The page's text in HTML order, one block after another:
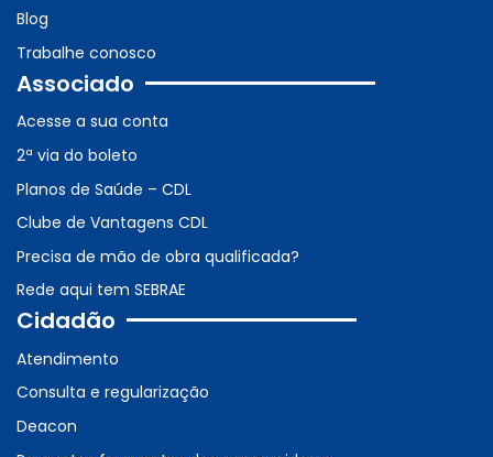
Blog
Trabalhe conosco
Associado
Acesse a sua conta
2ª via do boleto
Planos de Saúde – CDL
Clube de Vantagens CDL
Precisa de mão de obra qualificada?
Rede aqui tem SEBRAE
Cidadão
Atendimento
Consulta e regularização
Deacon